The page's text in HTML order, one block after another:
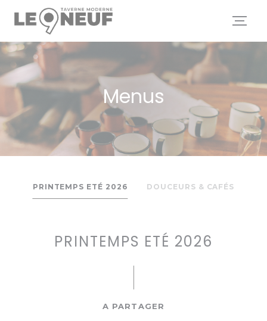
Personalizing your cookie choices
Menus
PRINTEMPS ETÉ 2026 DOUCEURS & CAFÉS
PRINTEMPS ETÉ 2026
A PARTAGER